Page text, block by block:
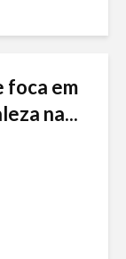
foca em
na...